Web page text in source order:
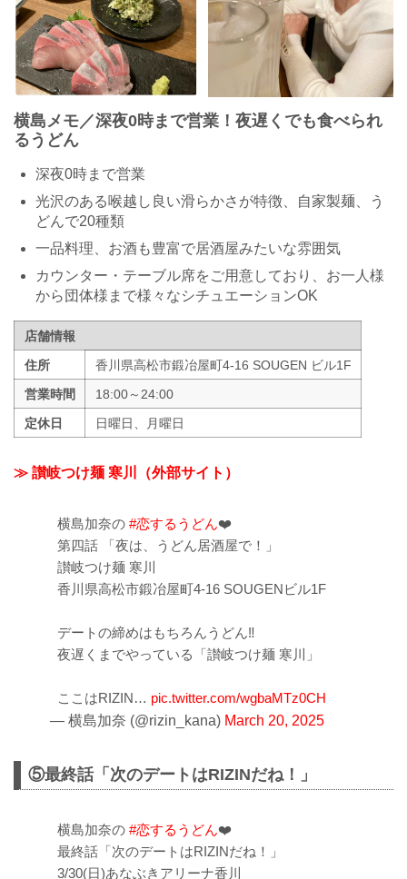
横島メモ／深夜0時まで営業！夜遅くでも食べられ
るうどん
深夜0時まで営業
光沢のある喉越し良い滑らかさが特徴、自家製麺、う
どんで20種類
一品料理、お酒も豊富で居酒屋みたいな雰囲気
カウンター・テーブル席をご用意しており、お一人様
から団体様まで様々なシチュエーションOK
店舗情報
住所
香川県高松市鍛冶屋町4-16 SOUGEN ビル1F
営業時間
18:00～24:00
定休日
日曜日、月曜日
≫ 讃岐つけ麺 寒川（外部サイト）
横島加奈の #恋するうどん❤️
第四話 「夜は、うどん居酒屋で！」
讃岐つけ麺 寒川
香川県高松市鍛冶屋町4-16 SOUGENビル1F
デートの締めはもちろんうどん‼️
夜遅くまでやっている「讃岐つけ麺 寒川」
ここはRIZIN… pic.twitter.com/wgbaMTz0CH
— 横島加奈 (@rizin_kana) March 20, 2025
⑤最終話「次のデートはRIZINだね！」
横島加奈の #恋するうどん❤️
最終話「次のデートはRIZINだね！」
3/30(日)あなぶきアリーナ香川️